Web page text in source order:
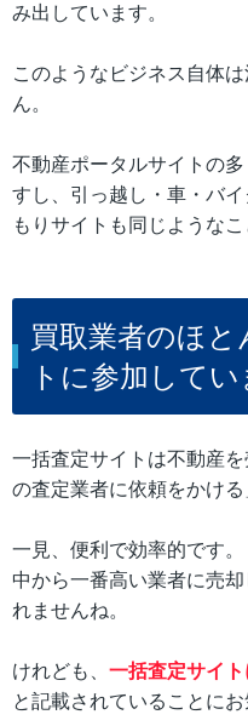
み出しています。
このようなビジネス自体
ん。
不動産ポータルサイトの
すし、引っ越し・車・バ
もりサイトも同じようなこ
買取業者のほと
トに参加して
一括査定サイトは不動産
の査定業者に依頼をかけ
一見、便利で効率的です
中から一番高い業者に売
れませんね。
けれども、 一括査定サイト
と記載されていることにお